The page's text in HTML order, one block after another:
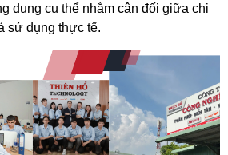
dụng cụ thể nhằm cân đối giữa chi
sử dụng thực tế.